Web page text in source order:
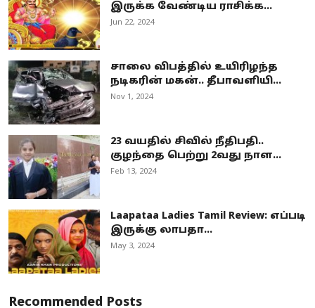
இருக்க வேண்டிய ராசிக்க...
Jun 22, 2024
சாலை விபத்தில் உயிரிழந்த
நடிகரின் மகன்.. தீபாவளியி...
Nov 1, 2024
23 வயதில் சிவில் நீதிபதி..
குழந்தை பெற்று 2வது நாள...
Feb 13, 2024
Laapataa Ladies Tamil Review: எப்படி
இருக்கு லாபதா...
May 3, 2024
Recommended Posts